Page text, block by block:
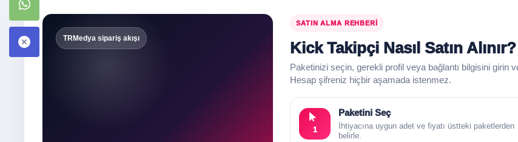
TRMedya sipariş akışı
SATIN ALMA REHBERI
Kick Takipçi Nasıl Satın Alınır?
Paketinizi seçin, gerekli profil veya bağlantı bilgisini
Hesap şifreniz hiçbir aşamada istenmez.
1
Paketini Seç
İhtiyacına uygun adet ve fiyatı üstteki paketlerden
belirle.